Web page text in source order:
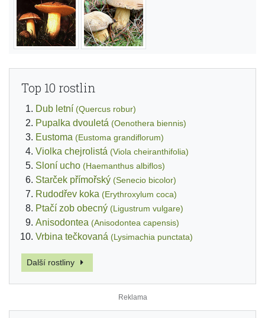
Top 10 rostlin
Dub letní (Quercus robur)
Pupalka dvouletá (Oenothera biennis)
Eustoma (Eustoma grandiflorum)
Violka chejrolistá (Viola cheiranthifolia)
Sloní ucho (Haemanthus albiflos)
Starček přímořský (Senecio bicolor)
Rudodřev koka (Erythroxylum coca)
Ptačí zob obecný (Ligustrum vulgare)
Anisodontea (Anisodontea capensis)
Vrbina tečkovaná (Lysimachia punctata)
Další rostliny